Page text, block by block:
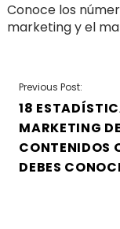
Conoce los
marketing y el
DE
ENTRADAS
Previous Post:
18
MARKETING DE
CONTENIDOS
DEBES